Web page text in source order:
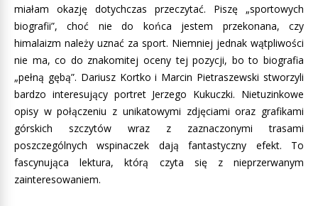
miałam okazję dotychczas przeczytać. Piszę „sportowych
biografii”, choć nie do końca jestem przekonana, czy
himalaizm należy uznać za sport. Niemniej jednak wątpliwości
nie ma, co do znakomitej oceny tej pozycji, bo to biografia
„pełną gębą”. Dariusz Kortko i Marcin Pietraszewski stworzyli
bardzo interesujący portret Jerzego Kukuczki. Nietuzinkowe
opisy w połączeniu z unikatowymi zdjęciami oraz grafikami
górskich szczytów wraz z zaznaczonymi trasami
poszczególnych wspinaczek dają fantastyczny efekt. To
fascynująca lektura, którą czyta się z nieprzerwanym
zainteresowaniem.